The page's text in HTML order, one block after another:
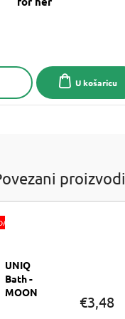
U košaricu
proizvodi
UNIQ
Bath -
MOON
€3,48